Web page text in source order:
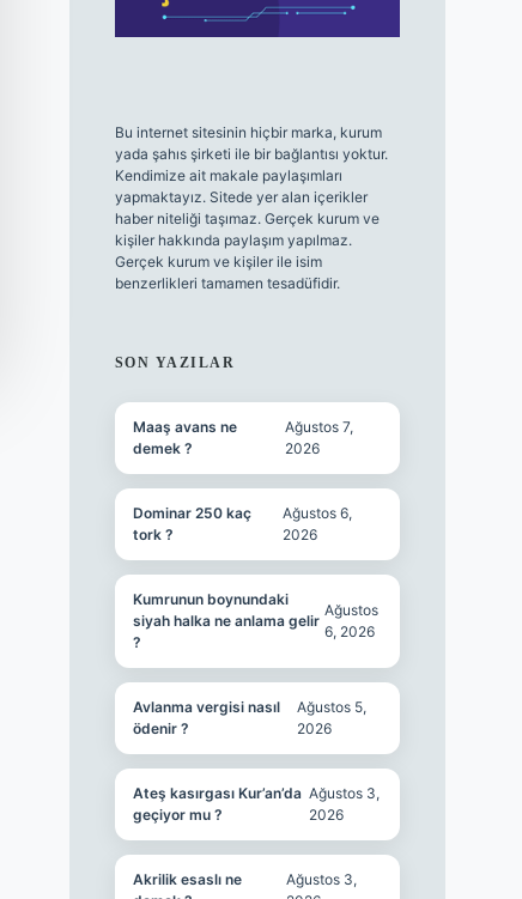
Bu internet sitesinin hiçbir marka, kurum
yada şahıs şirketi ile bir bağlantısı yoktur.
Kendimize ait makale paylaşımları
yapmaktayız. Sitede yer alan içerikler
haber niteliği taşımaz. Gerçek kurum ve
kişiler hakkında paylaşım yapılmaz.
Gerçek kurum ve kişiler ile isim
benzerlikleri tamamen tesadüfidir.
SON YAZILAR
Maaş avans ne
demek ?
Ağustos 7,
2026
Dominar 250 kaç
tork ?
Ağustos 6,
2026
Kumrunun boynundaki
siyah halka ne anlama gelir
?
Ağustos
6, 2026
Avlanma vergisi nasıl
ödenir ?
Ağustos 5,
2026
Ateş kasırgası Kur’an’da
geçiyor mu ?
Ağustos 3,
2026
Akrilik esaslı ne
Ağustos 3,